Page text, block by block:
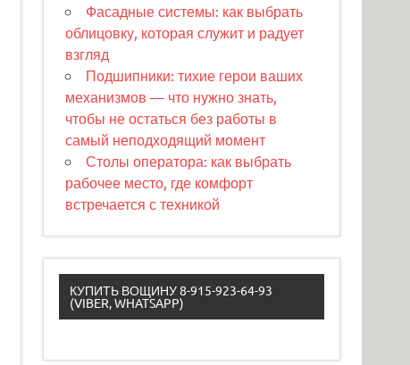
Фасадные системы: как выбрать
облицовку, которая служит и радует
взгляд
Подшипники: тихие герои ваших
механизмов — что нужно знать,
чтобы не остаться без работы в
самый неподходящий момент
Столы оператора: как выбрать
рабочее место, где комфорт
встречается с техникой
КУПИТЬ ВОЩИНУ 8-915-923-64-93
(VIBER, WHATSAPP)